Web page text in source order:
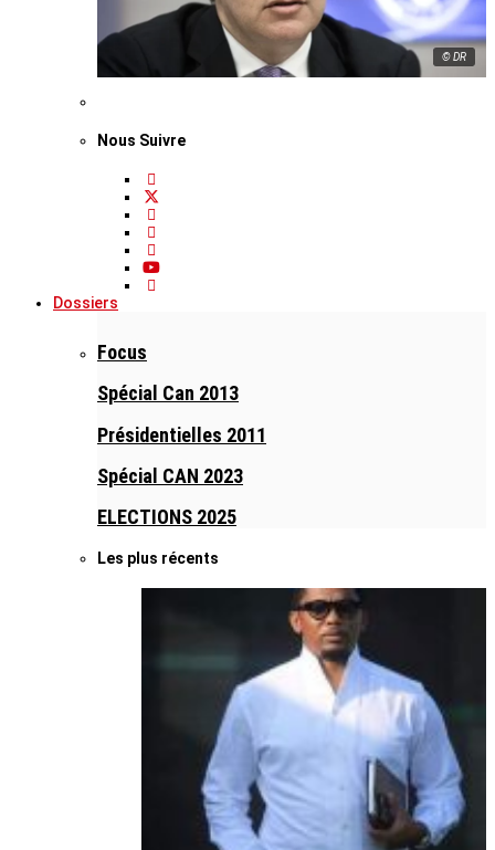
© DR
Nous Suivre
Dossiers
Focus
Spécial Can 2013
Présidentielles 2011
Spécial CAN 2023
ELECTIONS 2025
Les plus récents